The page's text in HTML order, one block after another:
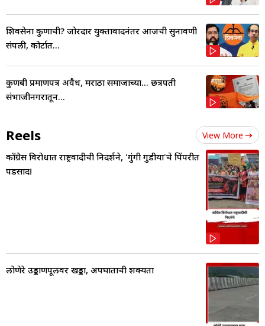
शिवसेना कुणाची? जोरदार युक्तावादनंतर आजची सुनावणी
संपली, कोर्टात...
कुणबी प्रमाणपत्र अवैध, मराठा समाजाच्या... छत्रपती
संभाजीनगरातून...
Reels View More
काँग्रेस विरोधात राष्ट्रवादीची निदर्शने, 'गुंगी गुडीया'चे पिंपरीत
पडसाद!
लोणेरे उड्डाणपूलवर खड्डा, अपघाताची शक्यता